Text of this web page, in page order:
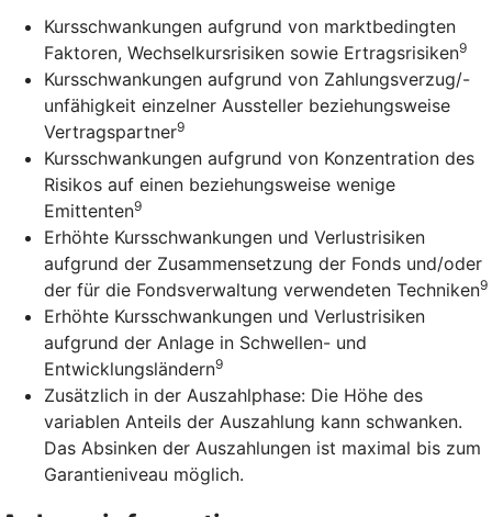
Kursschwankungen aufgrund von marktbedingten
Faktoren, Wechselkursrisiken sowie Ertragsrisiken9
Kursschwankungen aufgrund von Zahlungsverzug/-
unfähigkeit einzelner Aussteller beziehungsweise
Vertragspartner9
Kursschwankungen aufgrund von Konzentration des
Risikos auf einen beziehungsweise wenige
Emittenten9
Erhöhte Kursschwankungen und Verlustrisiken
aufgrund der Zusammensetzung der Fonds und/oder
der für die Fondsverwaltung verwendeten Techniken9
Erhöhte Kursschwankungen und Verlustrisiken
aufgrund der Anlage in Schwellen- und
Entwicklungsländern9
Zusätzlich in der Auszahlphase: Die Höhe des
variablen Anteils der Auszahlung kann schwanken.
Das Absinken der Auszahlungen ist maximal bis zum
Garantieniveau möglich.